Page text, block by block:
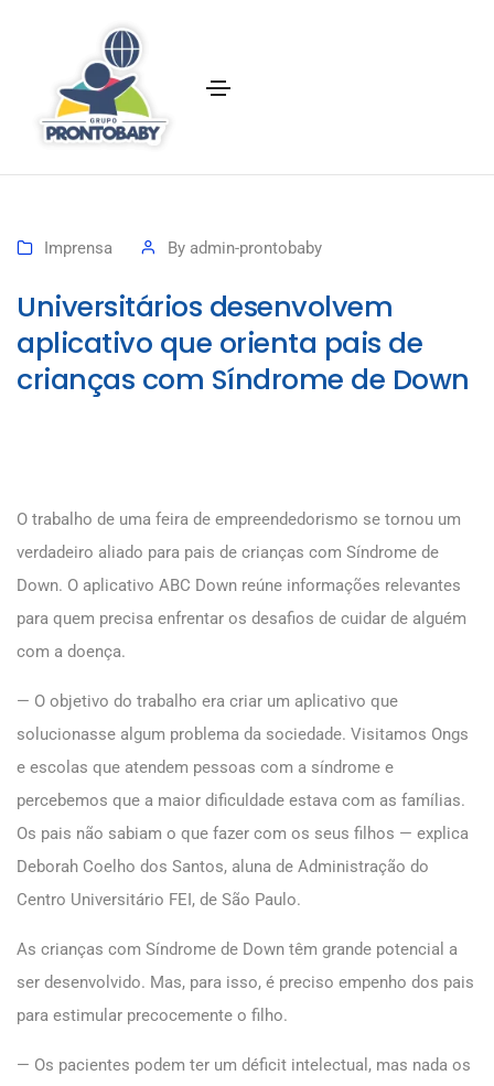
Imprensa By admin-prontobaby
Universitários desenvolvem
aplicativo que orienta pais de
crianças com Síndrome de Down
O trabalho de uma feira de empreendedorismo se tornou um
verdadeiro aliado para pais de crianças com Síndrome de
Down. O aplicativo ABC Down reúne informações relevantes
para quem precisa enfrentar os desafios de cuidar de alguém
com a doença.
— O objetivo do trabalho era criar um aplicativo que
solucionasse algum problema da sociedade. Visitamos Ongs
e escolas que atendem pessoas com a síndrome e
percebemos que a maior dificuldade estava com as famílias.
Os pais não sabiam o que fazer com os seus filhos — explica
Deborah Coelho dos Santos, aluna de Administração do
Centro Universitário FEI, de São Paulo.
As crianças com Síndrome de Down têm grande potencial a
ser desenvolvido. Mas, para isso, é preciso empenho dos pais
para estimular precocemente o filho.
— Os pacientes podem ter um déficit intelectual, mas nada os